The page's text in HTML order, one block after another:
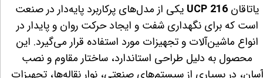
یاتاقان UCP 216 یکی از مدل‌های پرکاربرد پایه‌دار در صنعت
است که برای نگهداری شفت و ایجاد حرکت روان و پایدار در
انواع ماشین‌آلات و تجهیزات مورد استفاده قرار می‌گیرد. این
محصول به دلیل طراحی استاندارد، ساختار مقاوم و نصب
آسان، در بسیاری از سیستم‌های صنعتی، نوار نقاله‌ها، تجهیزات